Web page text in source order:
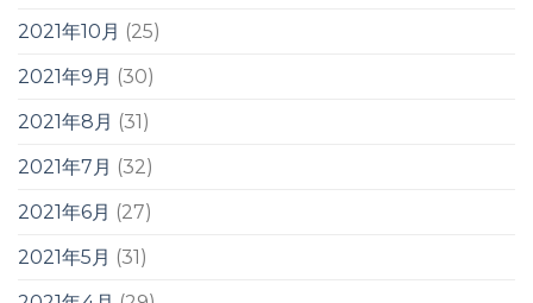
2021年10月 (25)
2021年9月 (30)
2021年8月 (31)
2021年7月 (32)
2021年6月 (27)
2021年5月 (31)